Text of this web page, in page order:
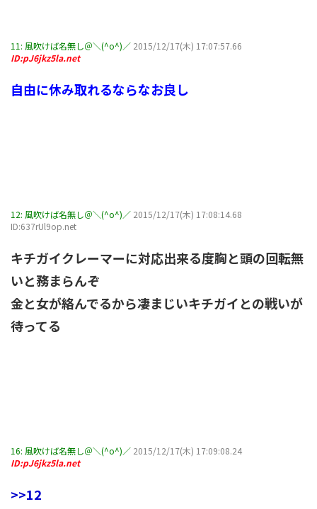
11: 風吹けば名無し＠＼(^o^)／ 2015/12/17(木) 17:07:57.66
ID:pJ6jkz5la.net
自由に休み取れるならなお良し
12: 風吹けば名無し＠＼(^o^)／ 2015/12/17(木) 17:08:14.68
ID:637rUl9op.net
キチガイクレーマーに対応出来る度胸と頭の回転無
いと務まらんぞ
金と女が絡んでるから凄まじいキチガイとの戦いが
待ってる
16: 風吹けば名無し＠＼(^o^)／ 2015/12/17(木) 17:09:08.24
ID:pJ6jkz5la.net
>>12